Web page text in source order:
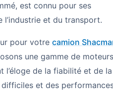
est connu pour ses
et du transport.
pour votre camion
une gamme de moteurs
l’éloge de la fiabilité et de la
et des